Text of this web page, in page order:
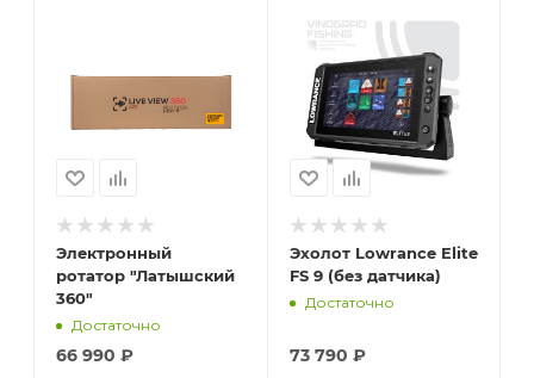
Электронный
ротатор "Латышский
360"
Достаточно
66 990 ₽
Эхолот Lowrance Elite
FS 9 (без датчика)
Достаточно
73 790 ₽